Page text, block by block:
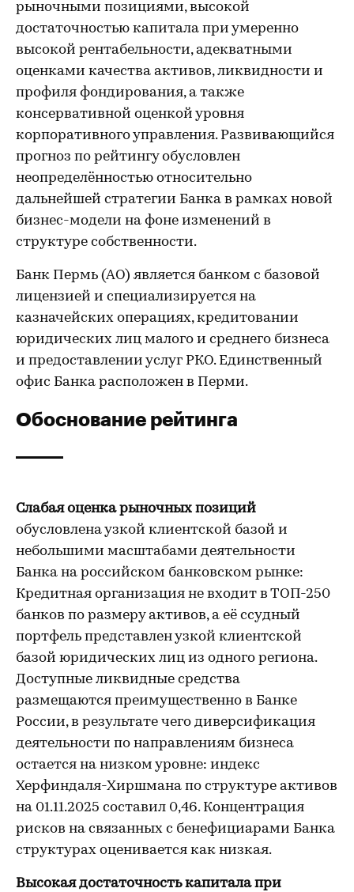
рыночными позициями, высокой
достаточностью капитала при умеренно
высокой рентабельности, адекватными
оценками качества активов, ликвидности и
профиля фондирования, а также
консервативной оценкой уровня
корпоративного управления. Развивающийся
прогноз по рейтингу обусловлен
неопределённостью относительно
дальнейшей стратегии Банка в рамках новой
бизнес-модели на фоне изменений в
структуре собственности.
Банк Пермь (АО) является банком с базовой
лицензией и специализируется на
казначейских операциях, кредитовании
юридических лиц малого и среднего бизнеса
и предоставлении услуг РКО. Единственный
офис Банка расположен в Перми.
Обоснование рейтинга
Слабая оценка рыночных позиций
обусловлена узкой клиентской базой и
небольшими масштабами деятельности
Банка на российском банковском рынке:
Кредитная организация не входит в ТОП-250
банков по размеру активов, а её ссудный
портфель представлен узкой клиентской
базой юридических лиц из одного региона.
Доступные ликвидные средства
размещаются преимущественно в Банке
России, в результате чего диверсификация
деятельности по направлениям бизнеса
остается на низком уровне: индекс
Херфиндаля-Хиршмана по структуре активов
на 01.11.2025 составил 0,46. Концентрация
рисков на связанных с бенефициарами Банка
структурах оценивается как низкая.
Высокая достаточность капитала при